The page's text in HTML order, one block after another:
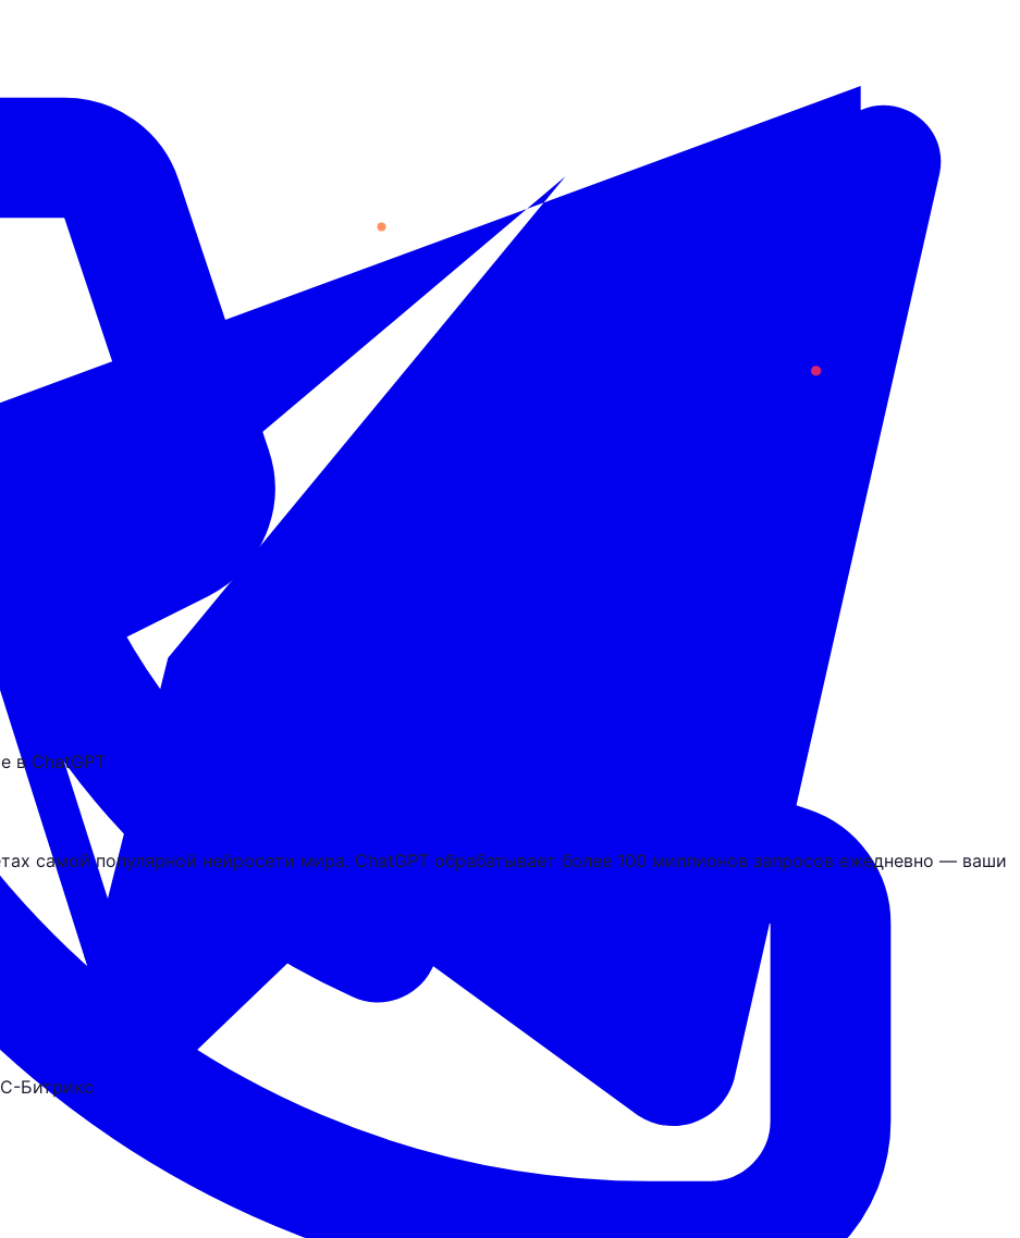
в ChatGPT
самой популярной нейросети мира. ChatGPT обрабатывает более 100 миллионов запросов ежедневно — ваши
Битрикс